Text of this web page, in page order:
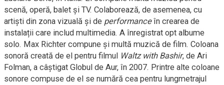
scenă, operă, balet și TV. Colaborează, de asemenea, cu
artiști din zona vizuală și de performanceîn crearea de
instalații care includ multimedia. A înregistrat opt albume
solo. Max Richter compune și multă muzică de film. Coloana
sonoră creată de el pentru filmul Waltz with Bashir, de Ari
Folman, a câștigat Globul de Aur, în 2007. Printre alte coloane
sonore compuse de el se numără cea pentru lungmetrajul